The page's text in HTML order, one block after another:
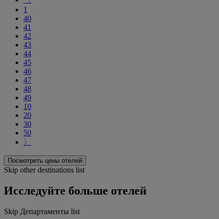
1
40
41
42
43
44
45
46
47
48
49
10
20
30
50
〉
Посмотреть цены отелей
Skip other destinations list
Исследуйте больше отелей
Skip Департаменты list